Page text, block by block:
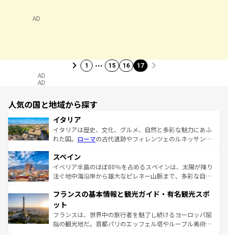
AD
1 … 15 16 17
AD
AD
人気の国と地域から探す
イタリア
イタリアは歴史、文化、グルメ、自然と多彩な魅力にあふ
れた国。 ローマの古代遺跡やフィレンツェのルネッサンス
ろん、トスカーナの美しい田園風景やアマルフィ海岸の絶
景など、自然景観も見逃せない。観光の合間には、本場の
ピザやパスタなど、絶品のイタリア料理を堪能することも
ませてくれるイタリアで、忘れられない旅をしてみよう！
なお、新着のイタリア情報は
しい。
スペイン
イベリア半島のほぼ80％を占めるスペインは、太陽が降り
注ぐ地中海沿岸から雄大なピレネー山脈まで、多彩な自然
文化が根付くこの国では、情熱的なフラメンコ、熱気あふ
れる闘牛、そして美味しいタパスが生活の一部となってい
る。首都マドリードの洗練された雰囲気や、バルセロナの
アートに溢れた街角から、地方では古代ローマ遺跡や中世
フランスの基本情報と観光ガイド・有名観光スポ
ット
フランスは、世界中の旅行者を魅了し続けるヨーロッパ屈
指の観光地だ。首都パリのエッフェル塔やルーブル美術館